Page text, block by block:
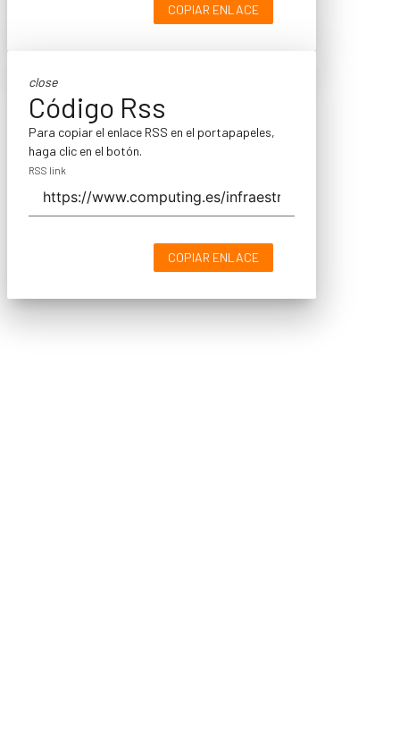
COPIAR ENLACE
close
Código Rss
Para copiar el enlace RSS en el portapapeles,
haga clic en el botón.
RSS link
COPIAR ENLACE